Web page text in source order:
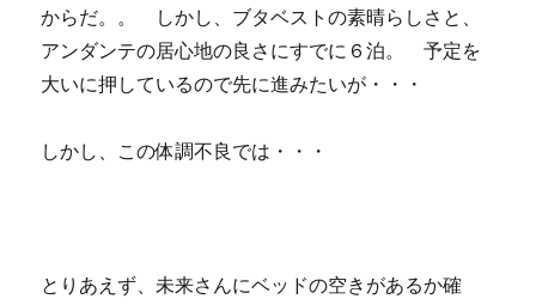
からだ。。 しかし、ブタベストの素晴らしさと、
アンダンテの居心地の良さにすでに６泊。 予定を
大いに押しているので先に進みたいが・・・
しかし、この体調不良では・・・
とりあえず、未来さんにベッドの空きがあるか確